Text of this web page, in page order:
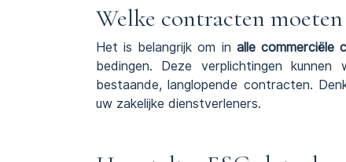
Welke contracten
Het is belangrijk om in alle commerciële
bedingen. Deze verplichtingen
bestaande, langlopende contracten.
uw zakelijke dienstverleners.